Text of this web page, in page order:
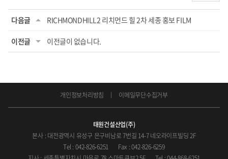
다음글 RICHMONDHILL2 리치먼드 힐 2차 세종 홍보 FILM
이전글 이전글이 없습니다.
개인정보처리방침 이메일무단수집거부
태원건설산업(주)
본사 : 대전광역시 유성구 은구비남로 7번길 14-7 네오라이프빌딩 2F
Tel : 042-826-6251
Fax : 042-826-6259